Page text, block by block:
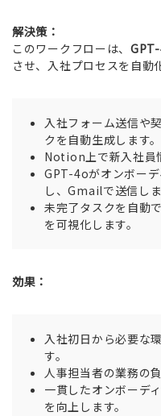
解決策：
このワークフローは、
させ、入社プロセスを自動
入社フォーム送信や
クを自動生成します。
Notion上で新入社員
GPT-4oがオンボー
し、Gmailで送信しま
未完了タスクを自動
を可視化します。
効果：
入社初日から必要な
す。
人事担当者の業務の
一貫したオンボーデ
を向上します。